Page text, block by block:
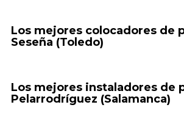
Los mejores colocadores de
Seseña (Toledo)
Los mejores instaladores de
Pelarrodríguez (Salamanca)